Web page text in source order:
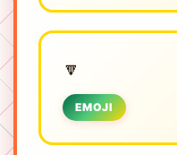
🔽
EMOJI